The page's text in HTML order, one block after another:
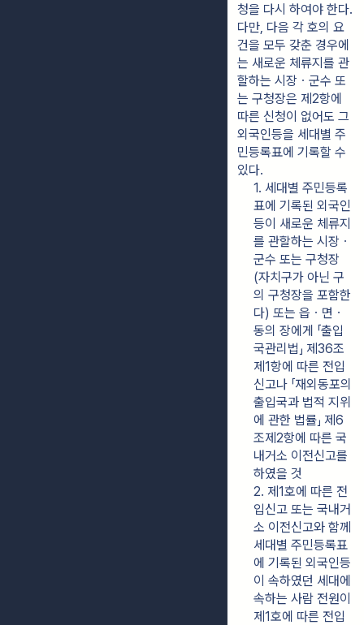
청을 다시 하여야 한다.
다만, 다음 각 호의 요
건을 모두 갖춘 경우에
는 새로운 체류지를 관
할하는 시장ㆍ군수 또
는 구청장은 제2항에
따른 신청이 없어도 그
외국인등을 세대별 주
민등록표에 기록할 수
있다.
1. 세대별 주민등록
표에 기록된 외국인
등이 새로운 체류지
를 관할하는 시장ㆍ
군수 또는 구청장
(자치구가 아닌 구
의 구청장을 포함한
다) 또는 읍ㆍ면ㆍ
동의 장에게 「출입
국관리법」 제36조
제1항에 따른 전입
신고나 「재외동포의
출입국과 법적 지위
에 관한 법률」 제6
조제2항에 따른 국
내거소 이전신고를
하였을 것
2. 제1호에 따른 전
입신고 또는 국내거
소 이전신고와 함께
세대별 주민등록표
에 기록된 외국인등
이 속하였던 세대에
속하는 사람 전원이
제1호에 따른 전입